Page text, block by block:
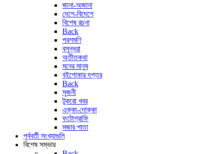
জানা-অজানা
দেশে-বিদেশে
বিশেষ রচনা
Back
পরশমণি
বসুন্ধরা
অতীতকথা
মনের মানুষ
বইপোকার দপ্তর
Back
সৃজনী
টুকরো খবর
এক্কা-দোক্কা
ফটোগ্রাফি
মজার পাতা
পূর্ববর্তী সংখ্যাগুলি
বিশেষ সম্ভার